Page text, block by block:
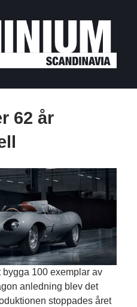
62 år
100 exemplar av
anledning blev det
stoppades året